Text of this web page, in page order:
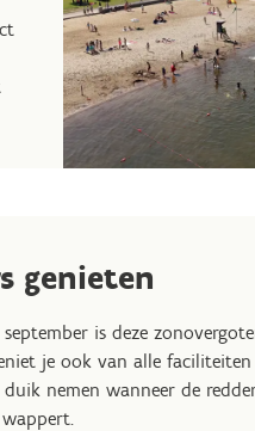
genieten
is deze
je ook van alle faciliteiten
duik nemen wanneer de